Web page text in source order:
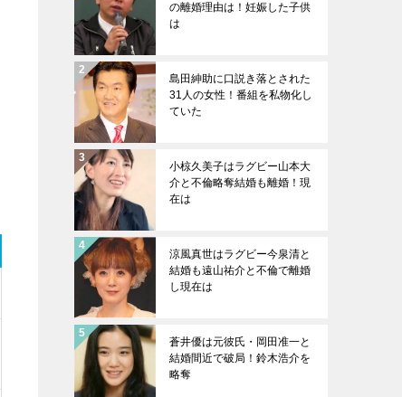
の離婚理由は！妊娠した子供
は
島田紳助に口説き落とされた
31人の女性！番組を私物化し
ていた
小椋久美子はラグビー山本大
介と不倫略奪結婚も離婚！現
在は
涼風真世はラグビー今泉清と
結婚も遠山祐介と不倫で離婚
し現在は
蒼井優は元彼氏・岡田准一と
結婚間近で破局！鈴木浩介を
略奪